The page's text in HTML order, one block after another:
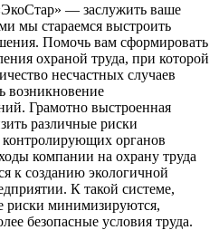
— заслужить ваше
мы стараемся выстроить
Помочь вам сформировать
охраной труда, при которой
несчастных случаев
возникновение
Грамотно выстроенная
различные риски
органов
компании на охрану труда
к созданию экологичной
К такой системе,
риски минимизируются,
безопасные условия труда.